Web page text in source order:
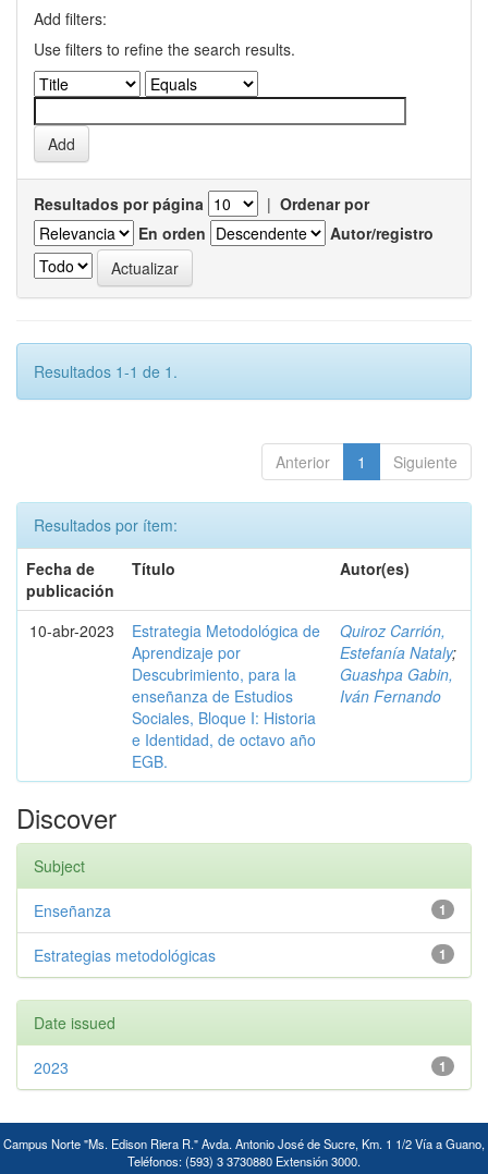
Add filters:
Use filters to refine the search results.
Resultados por página | Ordenar por
En orden
Autor/registro
Resultados 1-1 de 1.
Anterior 1 Siguiente
Resultados por ítem:
Fecha de
publicación
Título Autor(es)
10-abr-2023
Estrategia Metodológica de
Aprendizaje por
Descubrimiento, para la
enseñanza de Estudios
Sociales, Bloque I: Historia
e Identidad, de octavo año
EGB.
Quiroz Carrión,
Estefanía Nataly;
Guashpa Gabin,
Iván Fernando
Discover
Subject
1
Enseñanza
1
Estrategias metodológicas
Date issued
1
2023
Campus Norte "Ms. Edison Riera R." Avda. Antonio José de Sucre, Km. 1 1/2 Vía a Guano,
Teléfonos: (593) 3 3730880 Extensión 3000.